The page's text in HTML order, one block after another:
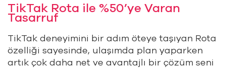
TikTak Rota ile %50’ye Varan
Tasarruf
TikTak deneyimini bir adım öteye taşıyan Rota
özelliği sayesinde, ulaşımda plan yaparken
artık çok daha net ve avantajlı bir çözüm seni